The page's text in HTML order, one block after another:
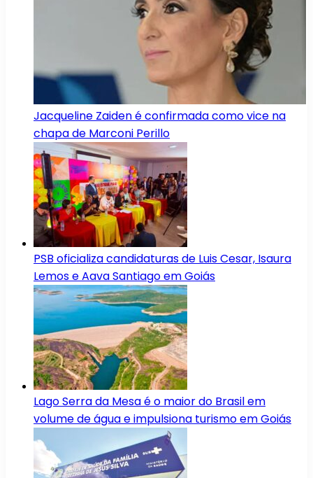
Jacqueline Zaiden é confirmada como vice na
chapa de Marconi Perillo
PSB oficializa candidaturas de Luis Cesar, Isaura
Lemos e Aava Santiago em Goiás
Lago Serra da Mesa é o maior do Brasil em
volume de água e impulsiona turismo em Goiás